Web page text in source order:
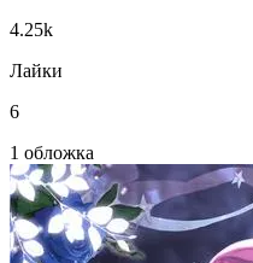
4.25k
Лайки
6
1 обложка